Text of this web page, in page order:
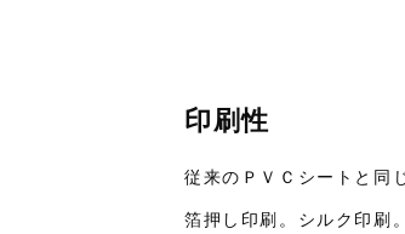
印刷性
従来のＰＶＣシートと同
箔押し印刷。シルク印刷